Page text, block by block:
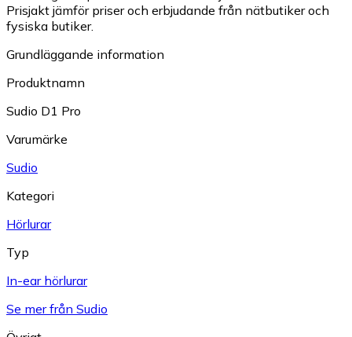
Prisjakt jämför priser och erbjudande från nätbutiker och
fysiska butiker.
Grundläggande information
Produktnamn
Sudio D1 Pro
Varumärke
Sudio
Kategori
Hörlurar
Typ
In-ear hörlurar
Se mer från Sudio